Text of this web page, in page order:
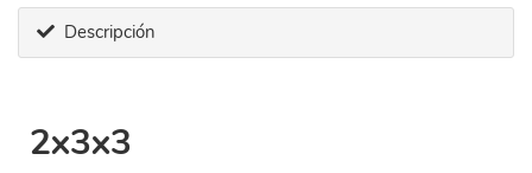
Descripción
2x3x3